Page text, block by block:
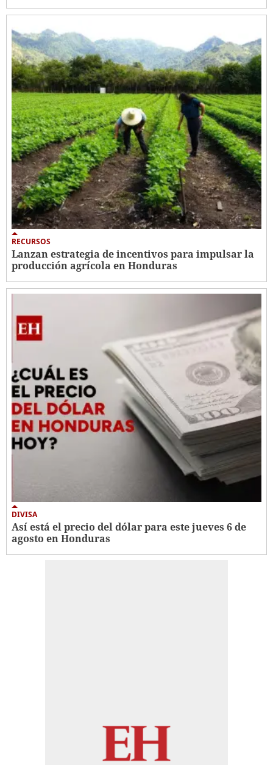
RECURSOS
Lanzan estrategia de incentivos para impulsar la
producción agrícola en Honduras
DIVISA
Así está el precio del dólar para este jueves 6 de
agosto en Honduras